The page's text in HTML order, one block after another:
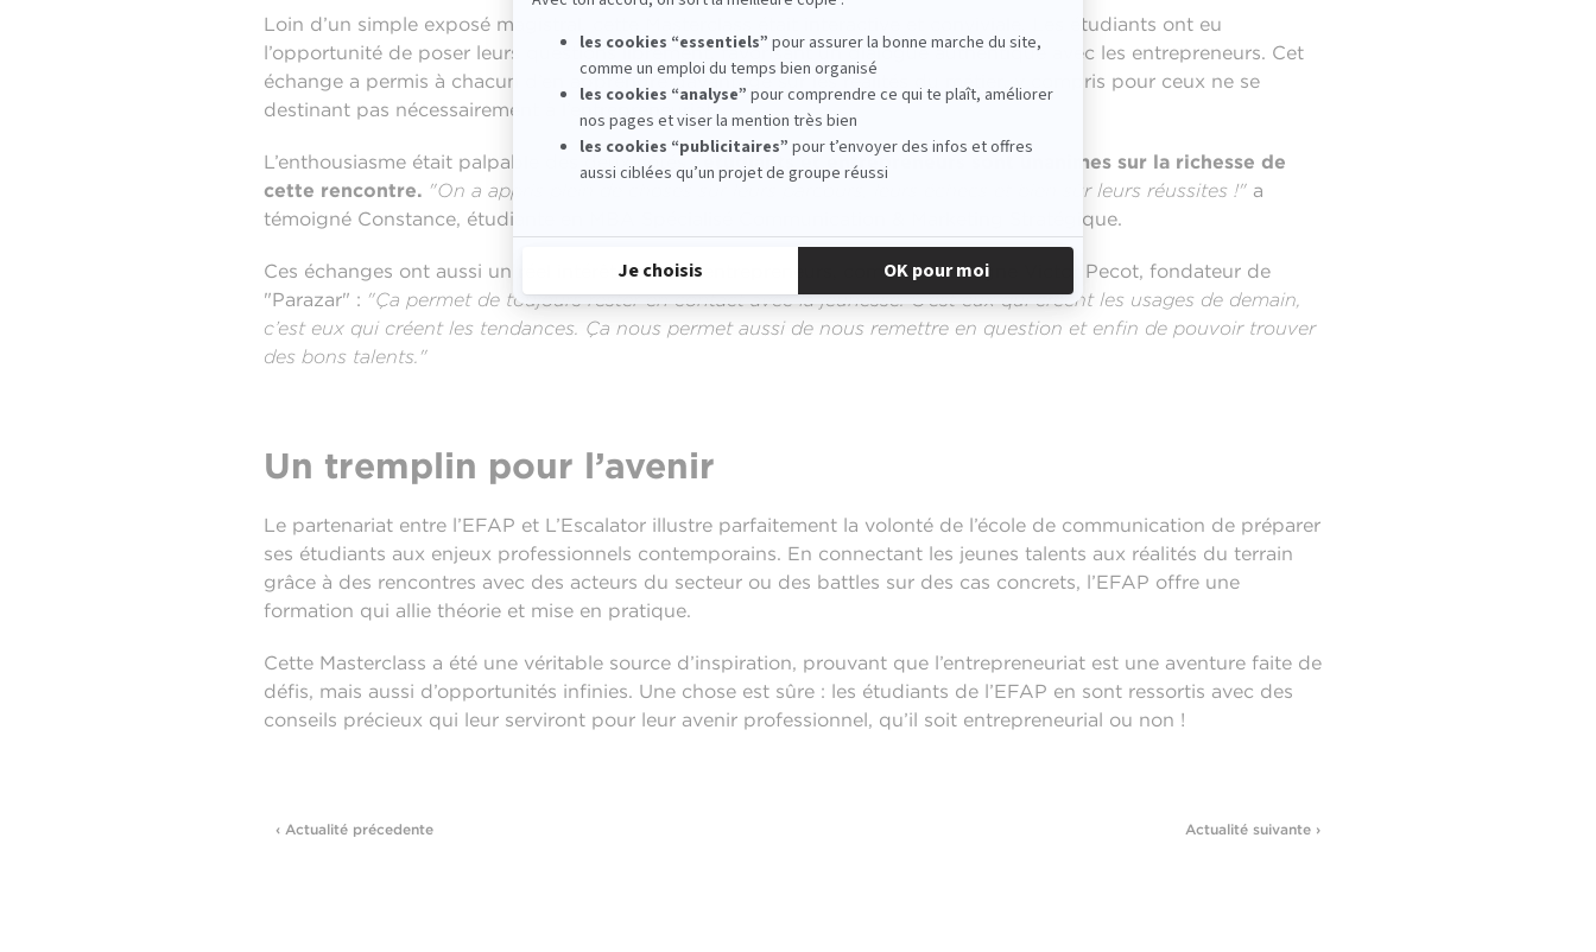
Loin d’un simple exposé magistral, cette Masterclass était interactive et conviviale. Les étudiants ont eu
l’opportunité de poser leurs questions librement, favorisant un dialogue authentique avec les entrepreneurs. Cet
échange a permis à chacun d’en apprendre davantage sur les réalités du métier, y compris pour ceux ne se
destinant pas nécessairement à l’entrepreneuriat.
L’enthousiasme était palpable des deux côtés :
étudiants et entrepreneurs sont unanimes sur la richesse de
cette rencontre. "On a appris plein de choses sur leurs parcours, leurs échecs et bien sûr leurs réussites !" a
témoigné Constance, étudiante en MBA Spécialisé Communication & Marketing Stratégique.
Ces échanges ont aussi un réel intérêt pour les entrepreneurs, comme le souligne Victor Pecot, fondateur de
"Parazar" : "Ça permet de toujours rester en contact avec la jeunesse. C’est eux qui créent les usages de demain,
c’est eux qui créent les tendances. Ça nous permet aussi de nous remettre en question et enfin de pouvoir trouver
des bons talents."
Un tremplin pour l’avenir
Le partenariat entre l’EFAP et L’Escalator illustre parfaitement la volonté de l’école de communication de préparer
ses étudiants aux enjeux professionnels contemporains. En connectant les jeunes talents aux réalités du terrain
grâce à des rencontres avec des acteurs du secteur ou des battles sur des cas concrets, l’EFAP offre une
formation qui allie théorie et mise en pratique.
Cette Masterclass a été une véritable source d’inspiration, prouvant que l’entrepreneuriat est une aventure faite de
défis, mais aussi d’opportunités infinies. Une chose est sûre : les étudiants de l’EFAP en sont ressortis avec des
conseils précieux qui leur serviront pour leur avenir professionnel, qu’il soit entrepreneurial ou non !
‹ Actualité précedente Actualité suivante ›